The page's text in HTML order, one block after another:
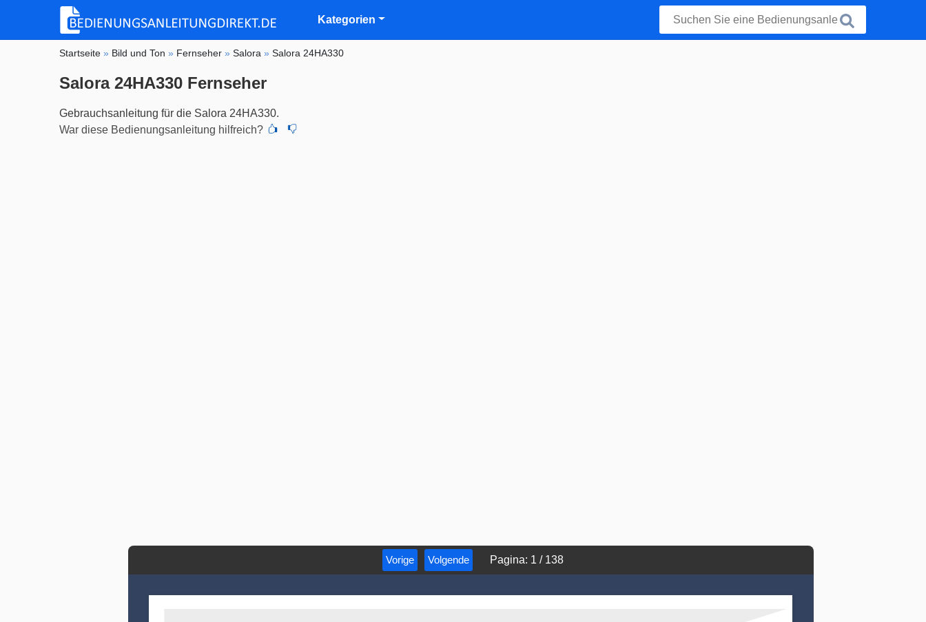
Kategorien
Startseite » Bild und Ton » Fernseher »Salora »Salora 24HA330
Salora 24HA330 Fernseher
Gebrauchsanleitung für die Salora 24HA330.
War diese Bedienungsanleitung hilfreich?
Vorige Volgende Pagina: 1 / 138